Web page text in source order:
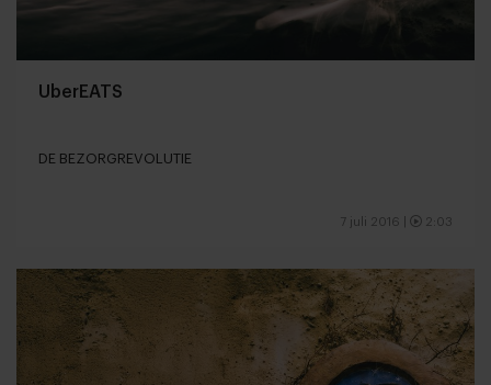
UberEATS
DE BEZORGREVOLUTIE
7 juli 2016 2:03